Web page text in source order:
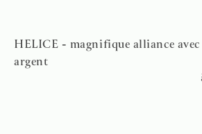
HELICE - magnifique alliance
argent